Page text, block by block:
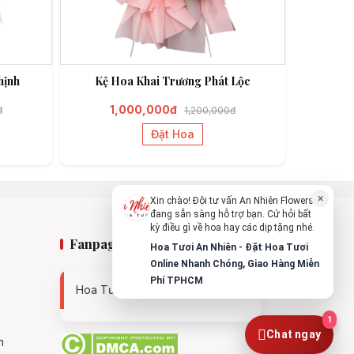
Kệ Hoa Khai Trương Phát Lộc
1,000,000đ 1,200,000đ
Đặt Hoa
Fanpage
Hoa Tươi An Nhiên - 0938494119
×
Xin chào! Đội tư vấn An Nhiên Flowers
đang sẵn sàng hỗ trợ bạn. Cứ hỏi bất
kỳ điều gì về hoa hay các dịp tặng nhé.
Hoa Tươi An Nhiên - Đặt Hoa Tươi
Online Nhanh Chóng, Giao Hàng Miễn
Phí TPHCM
Chat ngay
1
An Nhiên Flowers
Tư vấn nhanh trong vài phút
Chào bạn, mình có thể hỗ trợ chọn hoa